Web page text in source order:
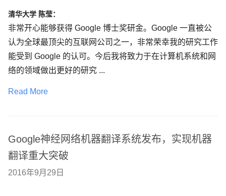
清华大学 陈莹：
非常开心能够获得 Google 博士奖研金。Google 一直被公
认为全球最顶尖的互联网公司之一，非常荣幸我的研究工作
能受到 Google 的认可。今后我将致力于在计算机系统和网
络的领域做出更好的研究 ...
Read More
Google神经网络机器翻译系统发布，实现机器
翻译重大突破
2016年9月29日